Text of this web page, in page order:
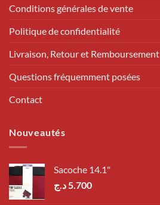
Conditions générales de vente
Politique de confidentialité
Livraison, Retour et Remboursement
Questions fréquemment posées
Contact
Nouveautés
Sacoche 14.1"
5.700د.ج